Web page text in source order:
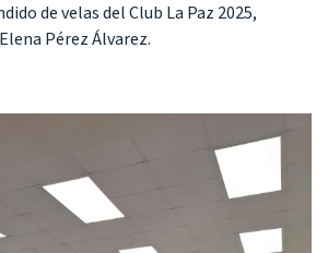
de velas del Club La Paz 2025,
Pérez Álvarez.